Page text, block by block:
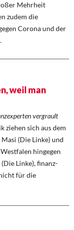
Mehrheit
zudem die
Corona und der
weil man
vergrault
sich aus dem
(Die Linke) und
hingegen
Linke), finanz-
für die